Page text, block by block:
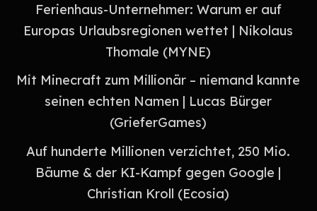
Ferienhaus-Unternehmer: Warum er auf
Europas Urlaubsregionen wettet | Nikolaus
Thomale (MYNE)
Mit Minecraft zum Millionär – niemand kannte
seinen echten Namen | Lucas Bürger
(GrieferGames)
Auf hunderte Millionen verzichtet, 250 Mio.
Bäume & der KI-Kampf gegen Google |
Christian Kroll (Ecosia)